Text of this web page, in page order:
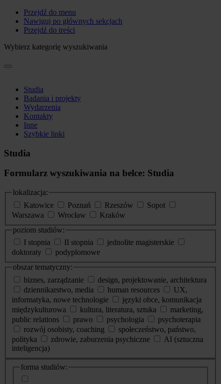
Przejdź do menu
Nawiguj po głównych sekcjach
Przejdź do treści
Wybierz kategorię wyszukiwania
Studia
Badania i projekty
Wydarzenia
Kontakty
Inne
Szybkie linki
Studia
Formularz wyszukiwania na belce: Studia
lokalizacja:
Katowice
Poznań Rzeszów
Sopot
Warszawa
Wrocław
Kraków
poziom studiów:
I stopnia
II stopnia
jednolite magisterskie
doktoraty
podyplomowe
obszar tematyczny:
biznes, zarządzanie
design, projektowanie, architektura
dziennikarstwo, media
human resources
UX,
informatyka, nowe technologie
języki obce, komunikacja
międzykulturowa
kultura, literatura, sztuka
marketing,
public relations
prawo psychologia
psychoterapia
rozwój osobisty, coaching
społeczeństwo, państwo,
polityka
zdrowie, zaburzenia psychiczne
AI (sztuczna
inteligencja)
dodatkowe
informacje
forma studiów: